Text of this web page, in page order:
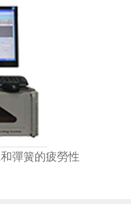
彈簧的疲勞性